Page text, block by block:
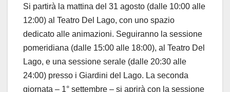
Si partirà la mattina del 31 agosto (dalle 10:00 alle
12:00) al Teatro Del Lago, con uno spazio
dedicato alle animazioni. Seguiranno la sessione
pomeridiana (dalle 15:00 alle 18:00), al Teatro Del
Lago, e una sessione serale (dalle 20:30 alle
24:00) presso i Giardini del Lago. La seconda
giornata – 1° settembre – si aprirà con la sessione